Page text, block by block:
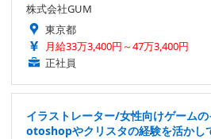
株式会社GUM
東京都
月給33万3,400円～47万3,400円
正社員
イラストレーター/女性向けゲーム
otoshopやクリスタの経験を活かし